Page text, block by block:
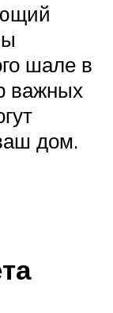
шале в
важных
дом.